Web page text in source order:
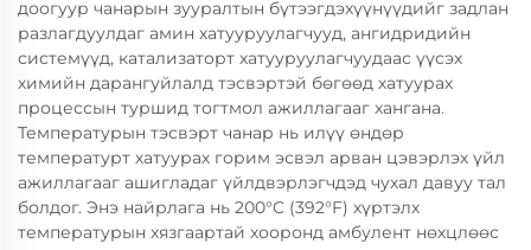
доогуур чанарын зууралтын бүтээгдэхүүнүүдийг задлан
разлагдуулдаг амин хатууруулагчууд, ангидридийн
системүүд, катализаторт хатууруулагчуудаас үүсэх
химийн дарангуйлалд тэсвэртэй бөгөөд хатуурах
процессын туршид тогтмол ажиллагааг хангана.
Температурын тэсвэрт чанар нь илүү өндөр
температурт хатуурах горим эсвэл арван цэвэрлэх үйл
ажиллагааг ашигладаг үйлдвэрлэгчдэд чухал давуу тал
болдог. Энэ найрлага нь 200°C (392°F) хүртэлх
температурын хязгаартай хооронд амбулент нөхцлөөс